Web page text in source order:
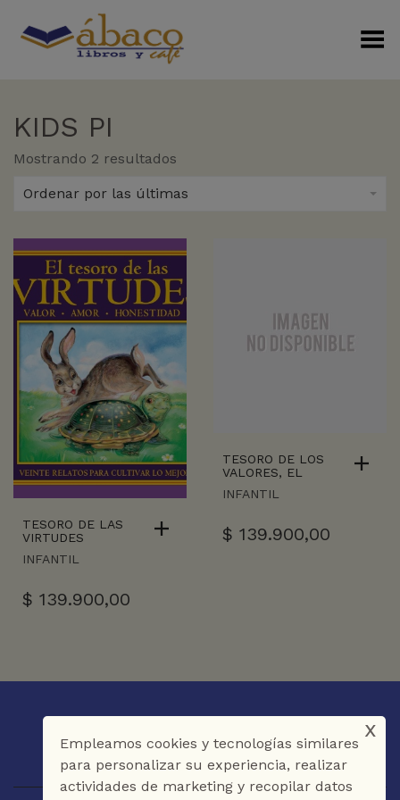
Menú Alterno
KIDS PI
Mostrando 2 resultados
Ordenar por las últimas
TESORO DE LAS
VIRTUDES
INFANTIL
$ 139.900,00
TESORO DE LOS
VALORES, EL
INFANTIL
$ 139.900,00
Empleamos cookies y tecnologías similares
para personalizar su experiencia, realizar
actividades de marketing y recopilar datos
x